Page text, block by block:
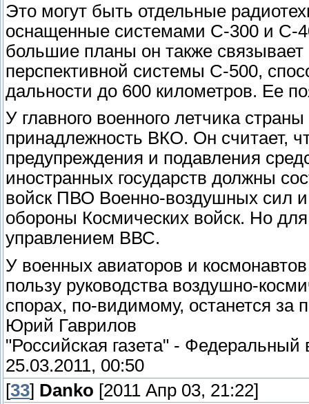
Это могут быть отдельные
оснащенные системами С-300 и С-
большие планы он также
перспективной системы С-500,
дальности до 600 километров. Ее
У главного военного летчика
принадлежность ВКО. Он считает,
предупреждения и подавления
иностранных государств должны
войск ПВО Военно-воздушных сил и
обороны Космических войск. Но
управлением ВВС.
У военных авиаторов и
пользу руководства воздушно-
спорах, по-видимому, останется за
Юрий Гаврилов
"Российская газета" -
25.03.2011, 00:50
[33] Danko [2011 Апр 03, 21:22]